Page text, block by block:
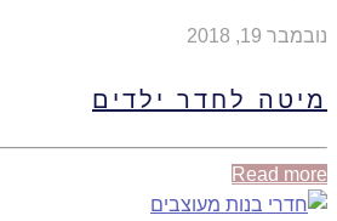
נובמבר 19, 2018
מיטה לחדר ילדים
Read more